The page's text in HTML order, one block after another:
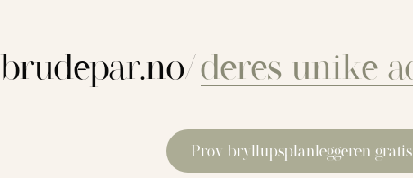
brudepar.no/
Prøv bryllupsplanleggeren gratis